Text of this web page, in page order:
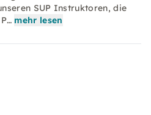
SUP Instruktoren, die
mehr lesen